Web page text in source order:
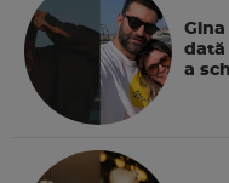
dată
a